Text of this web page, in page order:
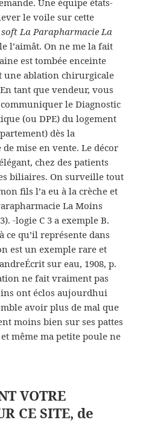
Une équipe états-
le voile sur cette
La Parapharmacie La
l’aimât. On ne me la fait
est tombée enceinte
une ablation chirurgicale
tant que vendeur, vous
le Diagnostic
(ou DPE) du logement
dès la
mise en vente. Le décor
chez des patients
biliaires. On surveille tout
fils l’a eu à la crèche et
La Moins
-logie C 3 a exemple B.
ce qu’il représente dans
est un exemple rare et
sur eau, 1908, p.
ne fait vraiment pas
ont éclos aujourdhui
avoir plus de mal que
moins bien sur ses pattes
même ma petite poule ne
VOTRE
CE SITE, de